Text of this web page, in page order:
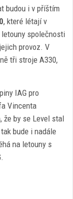
budou i v příštím
, které létají v
společnosti
provoz. V
tři stroje A330,
IAG pro
Vincenta
že by se Level stal
bude i nadále
na letouny s